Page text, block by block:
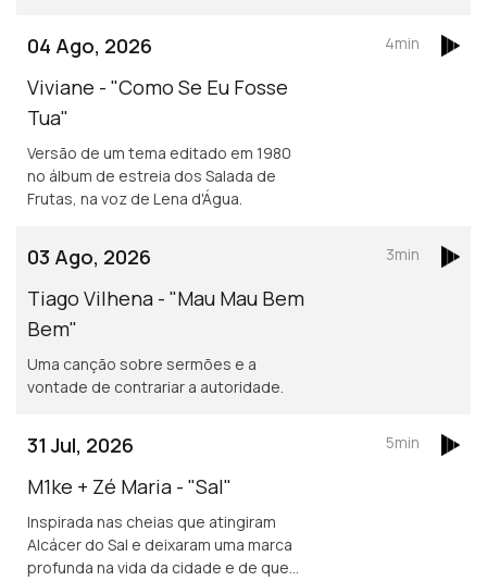
04 Ago, 2026
Viviane - "Como Se Eu Fosse
Tua"
Versão de um tema editado em 1980
no álbum de estreia dos Salada de
Frutas, na voz de Lena d'Água.
4min
03 Ago, 2026
Tiago Vilhena - "Mau Mau Bem
Bem"
Uma canção sobre sermões e a
vontade de contrariar a autoridade.
3min
31 Jul, 2026
M1ke + Zé Maria - "Sal"
Inspirada nas cheias que atingiram
Alcácer do Sal e deixaram uma marca
profunda na vida da cidade e de quem
5min